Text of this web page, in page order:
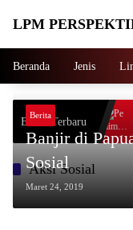
LPM
Beranda Jenis
Berita Terbaru
Bogem
Aksi Sosial
Berita
Banjir di
Sosial
Maret 24, 2019